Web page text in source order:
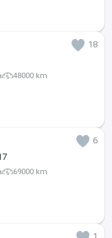
18
48000 km
6
69000 km